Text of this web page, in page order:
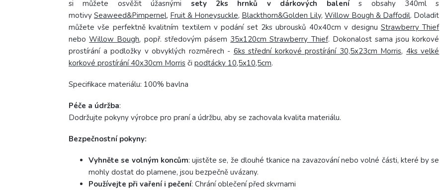
si můžete osvěžit úžasnými sety 2ks hrnků v dárkových balenís obsahy 340ml s
motivySeaweed&Pimpernel, Fruit & Honeysuckle, Blackthorn&Golden Lily,Willow Bough & Daffodil. Doladit
můžete vše perfektně kvalitním textilem v podání set 2ks ubrousků 40x40cm v designu Strawberry Thief
neboWillow Bough, popř. středovým pásem 35x120cm Strawberry Thief. Dokonalost sama jsou korkové
prostírání a podložky v obvyklých rozměrech - 6ks střední korkové prostírání 30,5x23cm Morris, 4ks velké
korkové prostírání 40x30cm Morris či podtácky 10,5x10,5cm.
Specifikace materiálu: 100% bavlna
Péče a údržba:
Dodržujte pokyny výrobce pro praní a údržbu, aby se zachovala kvalita materiálu.
Bezpečnostní pokyny:
Vyhněte se volným koncům: ujistěte se, že dlouhé tkanice na zavazování nebo volné části, které by se
mohly dostat do plamene, jsou bezpečně uvázany.
Používejte při vaření i pečení: Chrání oblečení před skvrnami